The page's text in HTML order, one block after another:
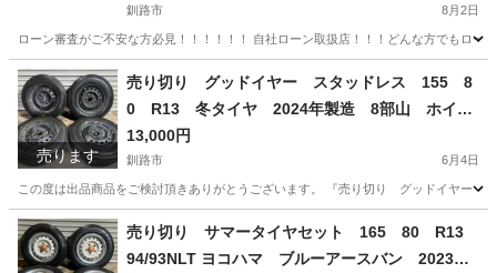
釧路市 8月2日
ローン審査がご不安な方必見！！！！！！ 自社ローン取扱店！！！どんな方でもロ
北海道 釧路市 プリウス 走行距離
売ります
売り切り グッドイヤー スタッドレス 155 8
0 R13 冬タイヤ 2024年製造 8部山 ホイー
ル付き 4穴
13,000円
釧路市 6月4日
この度は出品商品をご検討頂きありがとうございます。 『売り切り グッドイ
北海道 釧路市 タイヤ、ホイール 冬タイヤ
売り切り サマータイヤセット 165 80 R13
94/93NLT ヨコハマ ブルーアースバン 2023年